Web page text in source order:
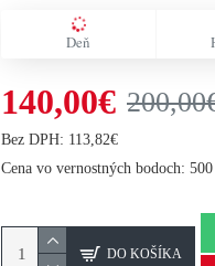
Deň
140,00€
Bez DPH: 113,82€
Cena vo vernostných bodoch: 500
DO KOŠÍKA